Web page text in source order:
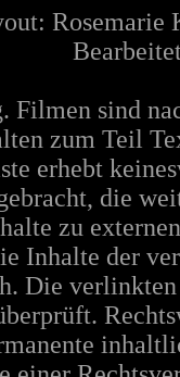
Rosemarie
Filmen sind
zum Teil
erhebt
die
zu
Inhalte der
Die